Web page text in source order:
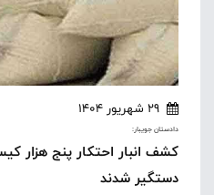
29 شهریور 1404
دادستان جویبار:
دستگیر شدند